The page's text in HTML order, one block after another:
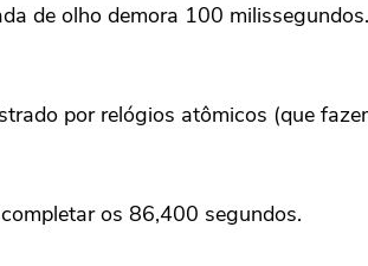
de olho demora 100
por relógios atômicos (que
os 86,400 segundos.